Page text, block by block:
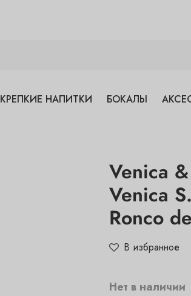
КРЕПКИЕ НАПИТКИ БОКАЛЫ
Venica
Venica
Ronco
В избранное
Нет в наличии